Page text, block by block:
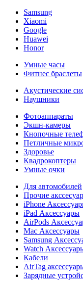
Samsung
Xiaomi
Google
Huawei
Honor
Умные часы
Фитнес браслеты
Акустические
Наушники
Фотоаппараты
Экшн-камеры
Кнопочные
Петличные
Здоровье
Квадрокоптеры
Умные очки
Для автомобилей
Прочие
iPhone
iPad Аксессуары
AirPods
Mac Аксессуары
Samsung
Watch
Кабели
AirTag
Зарядные